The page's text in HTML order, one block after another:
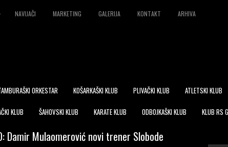
NAVIJAČI MARKETING GALERIJA KONTAKT ARHIVA
ORKESTAR KOŠARKAŠKI KLUB PLIVAČKI KLUB ATLETSKI KLUB
KLUB ŠAHOVSKI KLUB KARATE KLUB ODBOJKAŠKI KLUB KLUB RS
Damir Mulaomerović novi trener Slobode